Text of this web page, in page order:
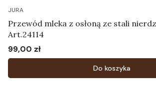
JURA
Przewód mleka z osłoną ze stali
Art.24114
Cena
99,00 zł
Do koszyka